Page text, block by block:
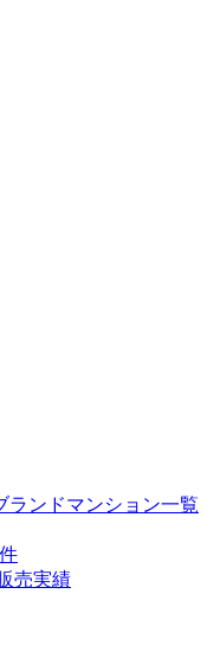
ランドマンション一覧
売実績